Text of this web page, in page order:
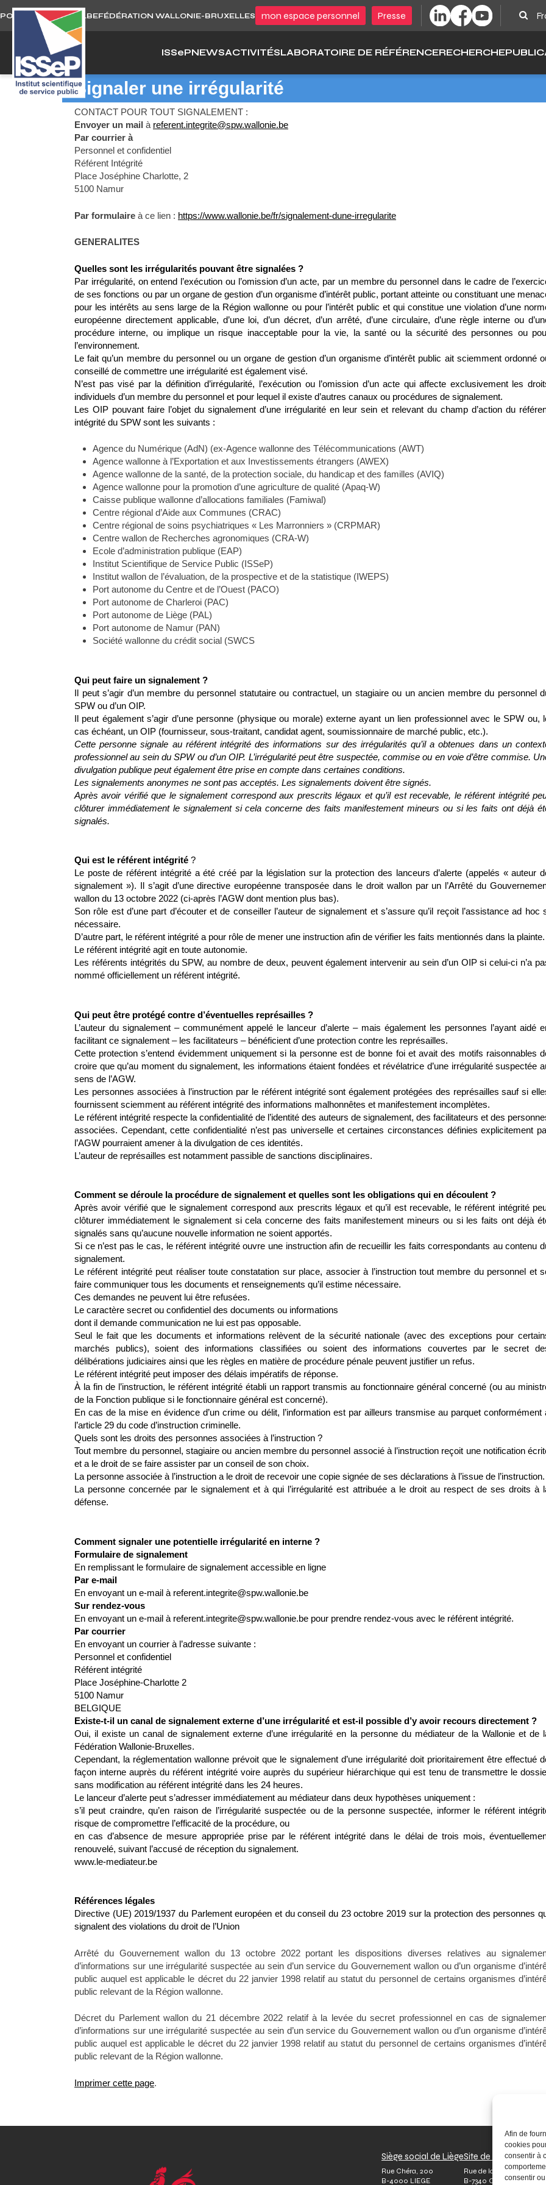
Afin de
cookies
consentir à
consentir
Skip
to
content
PORTAIL WALLONIE.BEFÉDÉRATION WALLONIE-BRUXELLES mon espace personnel Presse
ISSePNEWSACTIVITÉSLABORATOIRE DE RÉFÉRENCERECHERCHE
Signaler une irrégularité
CONTACT POUR TOUT SIGNALEMENT :
Envoyer un mail à referent.integrite@spw.wallonie.be
Par courrier à
Personnel et confidentiel
Référent Intégrité
Place Joséphine Charlotte, 2
5100 Namur
Par formulaire à ce lien : https://www.wallonie.be/fr/signalement-dune-irregularite
GENERALITES
Quelles sont les irrégularités pouvant être signalées ?
Par irrégularité, on entend l’exécution ou l’omission d’un acte, par un membre du personnel dans le cadre de
de ses fonctions ou par un organe de gestion d’un organisme d’intérêt public, portant atteinte ou constituant une
pour les intérêts au sens large de la Région wallonne ou pour l’intérêt public et qui constitue une violation d’une
européenne directement applicable, d’une loi, d’un décret, d’un arrêté, d’une circulaire, d’une règle interne ou
procédure interne, ou implique un risque inacceptable pour la vie, la santé ou la sécurité des personnes ou
l’environnement.
Le fait qu’un membre du personnel ou un organe de gestion d’un organisme d’intérêt public ait sciemment ordonné
conseillé de commettre une irrégularité est également visé.
N’est pas visé par la définition d’irrégularité, l’exécution ou l’omission d’un acte qui affecte exclusivement les
individuels d’un membre du personnel et pour lequel il existe d’autres canaux ou procédures de signalement.
Les OIP pouvant faire l’objet du signalement d’une irrégularité en leur sein et relevant du champ d’action du
intégrité du SPW sont les suivants :
Agence du Numérique (AdN) (ex-Agence wallonne des Télécommunications (AWT)
Agence wallonne à l’Exportation et aux Investissements étrangers (AWEX)
Agence wallonne de la santé, de la protection sociale, du handicap et des familles (AVIQ)
Agence wallonne pour la promotion d’une agriculture de qualité (Apaq-W)
Caisse publique wallonne d’allocations familiales (Famiwal)
Centre régional d’Aide aux Communes (CRAC)
Centre régional de soins psychiatriques « Les Marronniers » (CRPMAR)
Centre wallon de Recherches agronomiques (CRA-W)
Ecole d’administration publique (EAP)
Institut Scientifique de Service Public (ISSeP)
Institut wallon de l’évaluation, de la prospective et de la statistique (IWEPS)
Port autonome du Centre et de l’Ouest (PACO)
Port autonome de Charleroi (PAC)
Port autonome de Liège (PAL)
Port autonome de Namur (PAN)
Société wallonne du crédit social (SWCS
Qui peut faire un signalement ?
Il peut s’agir d’un membre du personnel statutaire ou contractuel, un stagiaire ou un ancien membre du personnel
SPW ou d’un OIP.
Il peut également s’agir d’une personne (physique ou morale) externe ayant un lien professionnel avec le SPW ou,
cas échéant, un OIP (fournisseur, sous-traitant, candidat agent, soumissionnaire de marché public, etc.).
Cette personne signale au référent intégrité des informations sur des irrégularités qu’il a obtenues dans un
professionnel au sein du SPW ou d’un OIP. L’irrégularité peut être suspectée, commise ou en voie d’être commise.
divulgation publique peut également être prise en compte dans certaines conditions.
Les signalements anonymes ne sont pas acceptés. Les signalements doivent être signés.
Après avoir vérifié que le signalement correspond aux prescrits légaux et qu’il est recevable, le référent intégrité
clôturer immédiatement le signalement si cela concerne des faits manifestement mineurs ou si les faits ont déjà
signalés.
Qui est le référent intégrité ?
Le poste de référent intégrité a été créé par la législation sur la protection des lanceurs d’alerte (appelés « auteur
signalement »). Il s’agit d’une directive européenne transposée dans le droit wallon par un l’Arrêté du
wallon du 13 octobre 2022 (ci-après l’AGW dont mention plus bas).
Son rôle est d’une part d’écouter et de conseiller l’auteur de signalement et s’assure qu’il reçoit l’assistance ad hoc
nécessaire.
D’autre part, le référent intégrité a pour rôle de mener une instruction afin de vérifier les faits mentionnés dans la plainte.
Le référent intégrité agit en toute autonomie.
Les référents intégrités du SPW, au nombre de deux, peuvent également intervenir au sein d’un OIP si celui-ci n’a
nommé officiellement un référent intégrité.
Qui peut être protégé contre d’éventuelles représailles ?
L’auteur du signalement – communément appelé le lanceur d’alerte – mais également les personnes l’ayant aidé
facilitant ce signalement – les facilitateurs – bénéficient d’une protection contre les représailles.
Cette protection s’entend évidemment uniquement si la personne est de bonne foi et avait des motifs raisonnables
croire que qu’au moment du signalement, les informations étaient fondées et révélatrice d’une irrégularité suspectée
sens de l’AGW.
Les personnes associées à l’instruction par le référent intégrité sont également protégées des représailles sauf si
fournissent sciemment au référent intégrité des informations malhonnêtes et manifestement incomplètes.
Le référent intégrité respecte la confidentialité de l’identité des auteurs de signalement, des facilitateurs et des
associées. Cependant, cette confidentialité n’est pas universelle et certaines circonstances définies explicitement
l’AGW pourraient amener à la divulgation de ces identités.
L’auteur de représailles est notamment passible de sanctions disciplinaires.
Comment se déroule la procédure de signalement et quelles sont les obligations qui en découlent ?
Après avoir vérifié que le signalement correspond aux prescrits légaux et qu’il est recevable, le référent intégrité
clôturer immédiatement le signalement si cela concerne des faits manifestement mineurs ou si les faits ont déjà
signalés sans qu’aucune nouvelle information ne soient apportés.
Si ce n’est pas le cas, le référent intégrité ouvre une instruction afin de recueillir les faits correspondants au contenu
signalement.
Le référent intégrité peut réaliser toute constatation sur place, associer à l’instruction tout membre du personnel et
faire communiquer tous les documents et renseignements qu’il estime nécessaire.
Ces demandes ne peuvent lui être refusées.
Le caractère secret ou confidentiel des documents ou informations
dont il demande communication ne lui est pas opposable.
Seul le fait que les documents et informations relèvent de la sécurité nationale (avec des exceptions pour
marchés publics), soient des informations classifiées ou soient des informations couvertes par le secret
délibérations judiciaires ainsi que les règles en matière de procédure pénale peuvent justifier un refus.
Le référent intégrité peut imposer des délais impératifs de réponse.
À la fin de l’instruction, le référent intégrité établi un rapport transmis au fonctionnaire général concerné (ou au
de la Fonction publique si le fonctionnaire général est concerné).
En cas de la mise en évidence d’un crime ou délit, l’information est par ailleurs transmise au parquet conformément
l’article 29 du code d’instruction criminelle.
Quels sont les droits des personnes associées à l’instruction ?
Tout membre du personnel, stagiaire ou ancien membre du personnel associé à l’instruction reçoit une notification
et a le droit de se faire assister par un conseil de son choix.
La personne associée à l’instruction a le droit de recevoir une copie signée de ses déclarations à l’issue de l’instruction.
La personne concernée par le signalement et à qui l’irrégularité est attribuée a le droit au respect de ses droits à
défense.
Comment signaler une potentielle irrégularité en interne ?
Formulaire de signalement
En remplissant le formulaire de signalement accessible en ligne
Par e-mail
En envoyant un e-mail à referent.integrite@spw.wallonie.be
Sur rendez-vous
En envoyant un e-mail à referent.integrite@spw.wallonie.be pour prendre rendez-vous avec le référent intégrité.
Par courrier
En envoyant un courrier à l’adresse suivante :
Personnel et confidentiel
Référent intégrité
Place Joséphine-Charlotte 2
5100 Namur
BELGIQUE
Existe-t-il un canal de signalement externe d’une irrégularité et est-il possible d’y avoir recours directement ?
Oui, il existe un canal de signalement externe d’une irrégularité en la personne du médiateur de la Wallonie et de
Fédération Wallonie-Bruxelles.
Cependant, la réglementation wallonne prévoit que le signalement d’une irrégularité doit prioritairement être effectué
façon interne auprès du référent intégrité voire auprès du supérieur hiérarchique qui est tenu de transmettre le
sans modification au référent intégrité dans les 24 heures.
Le lanceur d’alerte peut s’adresser immédiatement au médiateur dans deux hypothèses uniquement :
s’il peut craindre, qu’en raison de l’irrégularité suspectée ou de la personne suspectée, informer le référent
risque de compromettre l’efficacité de la procédure, ou
en cas d’absence de mesure appropriée prise par le référent intégrité dans le délai de trois mois,
renouvelé, suivant l’accusé de réception du signalement.
www.le-mediateur.be
Références légales
Directive (UE) 2019/1937 du Parlement européen et du conseil du 23 octobre 2019 sur la protection des personnes
signalent des violations du droit de l’Union
Arrêté du Gouvernement wallon du 13 octobre 2022 portant les dispositions diverses relatives au
d’informations sur une irrégularité suspectée au sein d’un service du Gouvernement wallon ou d’un organisme
public auquel est applicable le décret du 22 janvier 1998 relatif au statut du personnel de certains organismes
public relevant de la Région wallonne.
Décret du Parlement wallon du 21 décembre 2022 relatif à la levée du secret professionnel en cas de
d’informations sur une irrégularité suspectée au sein d’un service du Gouvernement wallon ou d’un organisme
public auquel est applicable le décret du 22 janvier 1998 relatif au statut du personnel de certains organismes
public relevant de la Région wallonne.
Imprimer cette page.
Siège social de Liège
Rue Chéra, 200
B-4000 LIEGE
Site de Colfontaine
Rue de la Platinerie, 20
B-7340 COLFONTAINE